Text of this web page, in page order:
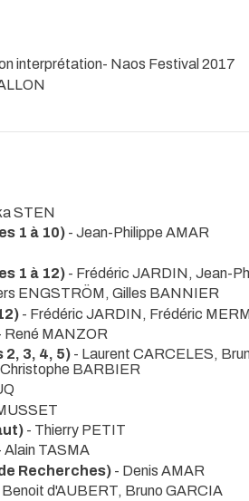
interprétation- Naos Festival 2017
STEN
1 à 10) - Jean-Philippe AMAR
1 à 12) - Frédéric JARDIN, Jean-
ENGSTRÖM, Gilles BANNIER
- Frédéric JARDIN, Frédéric
René MANZOR
2, 3, 4, 5) - Laurent CARCELES,
BARBIER
- Thierry PETIT
Alain TASMA
Recherches) - Denis AMAR
Benoit d'AUBERT, Bruno GARCIA